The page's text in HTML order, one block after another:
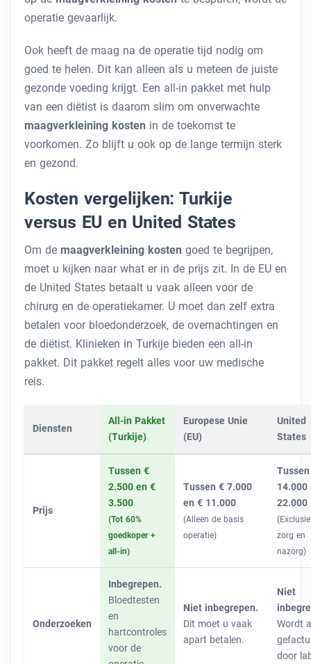
operatie gevaarlijk.
Ook heeft de maag na de operatie tijd nodig om
goed te helen. Dit kan alleen als u meteen de juiste
gezonde voeding krijgt. Een all-in pakket met hulp
van een diëtist is daarom slim om onverwachte
maagverkleining kosten in de toekomst te
voorkomen. Zo blijft u ook op de lange termijn sterk
en gezond.
Kosten vergelijken: Turkije
versus EU en United States
Om de maagverkleining kosten goed te begrijpen,
moet u kijken naar what er in de prijs zit. In de EU en
de United States betaalt u vaak alleen voor de
chirurg en de operatiekamer. U moet dan zelf extra
betalen voor bloedonderzoek, de overnachtingen en
de diëtist. Klinieken in Turkije bieden een all-in
pakket. Dit pakket regelt alles voor uw medische
reis.
Diensten
All-in Pakket
(Turkije)
Europese Unie
(EU)
United
States
Prijs
Tussen €
2.500 en €
3.500
(Tot 60%
goedkoper +
all-in)
Tussen € 7.000
en € 11.000
(Alleen de basis
operatie)
14.000
22.000
zorg en
nazorg)
Onderzoeken
Inbegrepen.
Bloedtesten
en
hartcontroles
voor de
Niet inbegrepen.
Dit moet u vaak
apart betalen.
Niet
Wordt
door